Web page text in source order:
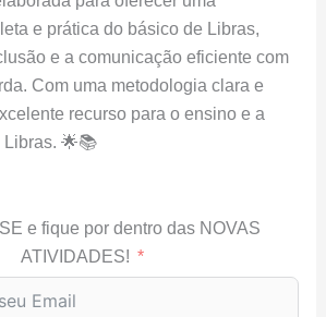
e prática do básico de Libras,
e a comunicação eficiente com
Com uma metodologia clara e
recurso para o ensino e a
🌟📚
e fique por dentro das NOVAS
ATIVIDADES!